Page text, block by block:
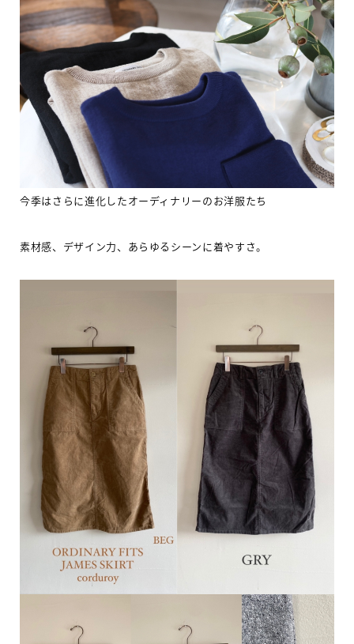
今季はさらに進化したオーディナリーのお洋服たち
素材感、デザイン力、あらゆるシーンに着やすさ。